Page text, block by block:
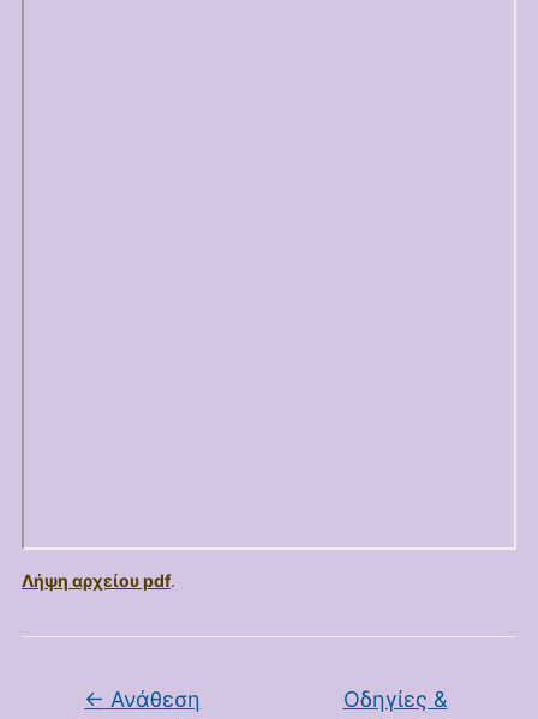
Λήψη αρχείου pdf.
← Ανάθεση
Οδηγίες &